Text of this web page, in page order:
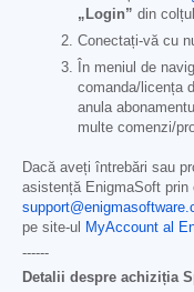
„Login” din
Conectați-vă cu
În meniul de
comanda/licența
anula
multe comenzi/
Dacă aveți întrebări sau
asistență EnigmaSoft prin
pe site-ul
MyAccount al
------
Detalii despre achiziția